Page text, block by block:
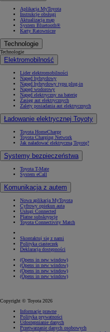
Aplikacja MyToyota
Instrukcje obsługi
Aktualizacja map
System Bluetooth®
Karty Ratownicze
Technologie
Technologie
Elektromobilność
Lider elektromobilności
Napęd hybrydowy
Napęd hybrydowy typu plug-in
Napęd wodorowy
Napęd elektryczny na baterię
Zasięg aut elektrycznych
Zalety posiadania aut elektrycznych
Ładowanie elektrycznej Toyoty
Toyota HomeCharge
Toyota Charging Network
Jak naładować elektryczną Toyotę?
Systemy bezpieczeństwa
Toyota T-Mate
System eCall
Komunikacja z autem
Nowa aplikacja MyToyota
Cyfrowy opiekun auta
Usługi Connected
Płatne subskrypcje
Toyota Connectivity Match
Skontaktuj się z nami
Polityka ciasteczek
Deklaracja dostępności
(Opens in new window)
(Opens in new window)
(Opens in new window)
(Opens in new window)
Copyright © Toyota 2026
Informacje prawne
Polityka prywatności
Udostępnianie danych
Przetwarzanie danych osobowych